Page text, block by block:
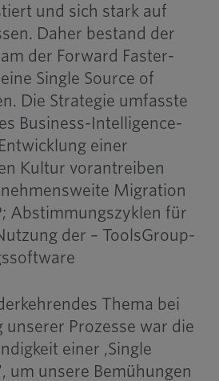
und sich stark auf
Daher bestand der
der Forward Faster-
Single Source of
Die Strategie umfasste
Business-Intelligence-
einer
Kultur vorantreiben
Migration
Abstimmungszyklen für
der – ToolsGroup-
Thema bei
unserer Prozesse war die
einer ‚Single
um unsere Bemühungen